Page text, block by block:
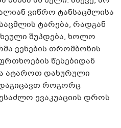
ვიწრო ტანსაცმლისა
ტარება, რადგან
შუპდება, ხოლო
ვენების თრომბოზის
წესებიდან
ატაროთ დახურული
როგორც
ევაკუაციის დროს